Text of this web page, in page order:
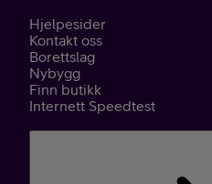
Hjelpesider
Kontakt oss
Borettslag
Nybygg
Finn butikk
Internett Speedtest